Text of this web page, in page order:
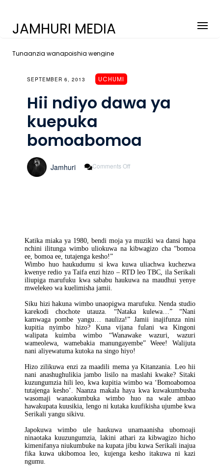
JAMHURI MEDIA
Tunaanzia wanapoishia wengine
SEPTEMBER 6, 2013 UCHUMI
Hii ndiyo dawa ya
kuepuka
bomoabomoa
Jamhuri Comments Off
Katika miaka ya 1980, bendi moja ya muziki wa dansi hapa
nchini ilitunga wimbo uliokuwa na kibwagizo cha “bomoa
ee, bomoa ee, tutajenga kesho!”
Wimbo huo haukudumu si kwa kuwa uliachwa kuchezwa
kwenye redio ya Taifa enzi hizo – RTD leo TBC, ila Serikali
iliupiga marufuku kwa sababu haukuwa na maudhui yenye
mwelekeo wa kuelimisha jamii.
Siku hizi hakuna wimbo unaopigwa marufuku. Nenda studio
karekodi chochote utauza. “Nataka kulewa…” “Nani
kamwaga pombe yangu… nauliza!” Jamii inajifunza nini
kupitia nyimbo hizo? Kuna vijana fulani wa Kingoni
walipata kuimba wimbo “Wanawake wazuri, wazuri
wameolewa, wamebakia manungayembe” Weee! Walijuta
nani aliyewatuma kutoka na singo hiyo!
Hizo zilikuwa enzi za maadili mema ya Kitanzania. Leo hii
nani anashughulikia jambo lisilo na maslahi kwake? Sitaki
kuzungumzia hili leo, kwa kupitia wimbo wa ‘Bomoabomoa
tutajenga kesho’. Naanza makala haya kwa kuwakumbusha
wasomaji wanaokumbuka wimbo huo na wale ambao
hawakupata kuusikia, lengo ni kutaka kuufikisha ujumbe kwa
Serikali yangu sikivu.
Japokuwa wimbo ule haukuwa unamaanisha ubomoaji
ninaotaka kuuzungumzia, lakini athari za kibwagizo hicho
kimenifanya niukumbuke na kupata jibu kuwa Serikali inajua
fika kuwa ukibomoa leo, kujenga kesho itakuwa ni kazi
ngumu.